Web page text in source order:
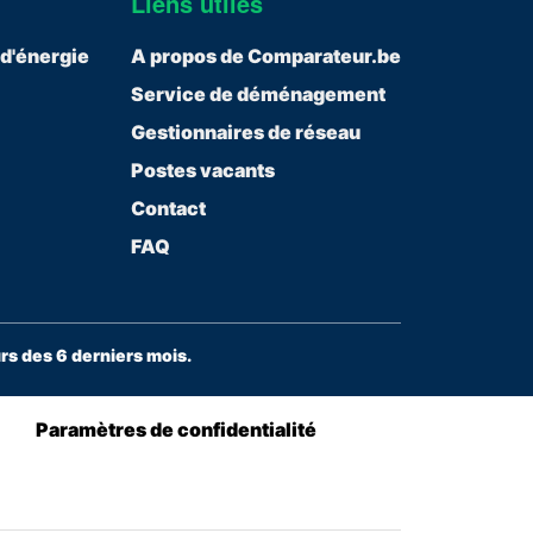
A propos de Comparateur.be
Service de déménagement
Gestionnaires de réseau
Postes vacants
Contact
FAQ
des 6 derniers mois.
Paramètres de confidentialité